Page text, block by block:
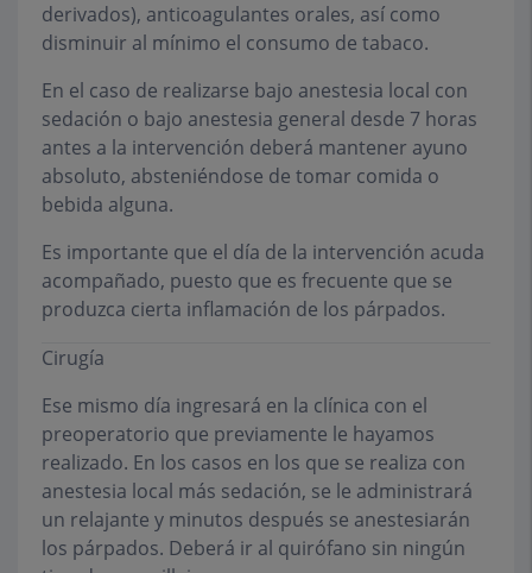
derivados), anticoagulantes orales, así como
disminuir al mínimo el consumo de tabaco.
En el caso de realizarse bajo anestesia local con
sedación o bajo anestesia general desde 7 horas
antes a la intervención deberá mantener ayuno
absoluto, absteniéndose de tomar comida o
bebida alguna.
Es importante que el día de la intervención acuda
acompañado, puesto que es frecuente que se
produzca cierta inflamación de los párpados.
Cirugía
Ese mismo día ingresará en la clínica con el
preoperatorio que previamente le hayamos
realizado. En los casos en los que se realiza con
anestesia local más sedación, se le administrará
un relajante y minutos después se anestesiarán
los párpados. Deberá ir al quirófano sin ningún